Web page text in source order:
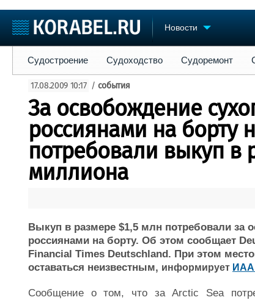
Новости
Судостроение
Пульс
Новости
Репутация
Работа
Крюинг
Журнал
Торговая площадка
Доска объявлений
Продажа флота
Оборудование
Изделия
Материалы
Услуги
Судостроение Судоходство Судоремонт
17.08.2009 10:17 / события
За освобождение
россиянами на борту
потребовали выкуп в
миллиона
Выкуп в размере $1,5 млн потребовали за
россиянами на борту. Об этом сообщает
Financial Times Deutschland. При этом
оставаться неизвестным, информирует
Сообщение о том, что за Arctic Sea